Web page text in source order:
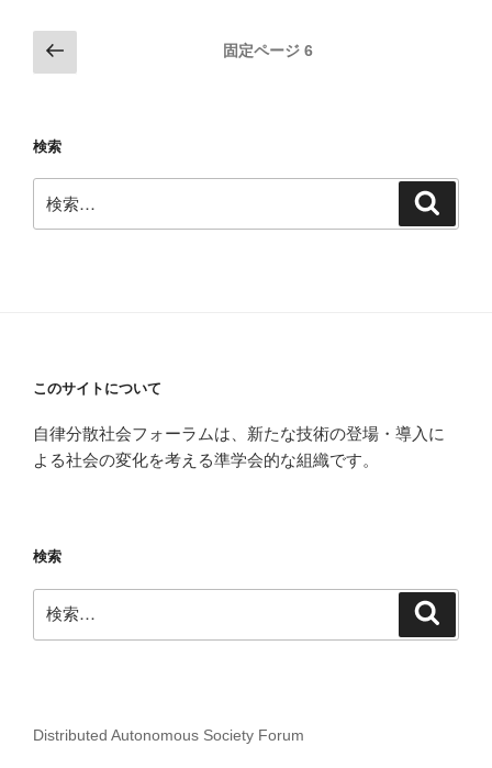
投
稿
ビ
ー
シ
の
固定ページ 6
検索
索:
このサイトについて
自律分散社会フォーラムは、新たな技術の登場・導入に
よる社会の変化を考える準学会的な組織です。
検索
検
索:
Distributed Autonomous Society Forum